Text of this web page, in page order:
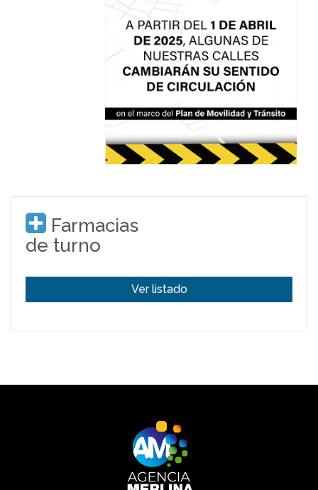
Farmacias
de turno
Ver listado